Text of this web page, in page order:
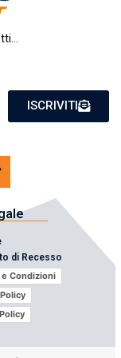
ISCRIVITI
di Recesso
Condizioni